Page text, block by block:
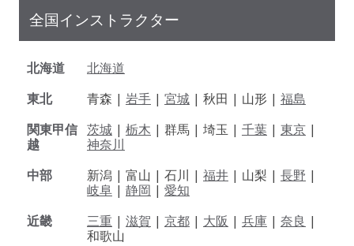
全国インストラクター
北海道
北海道
東北
青森 | 岩手 | 宮城 | 秋田 | 山形 | 福島
関東甲信
越
茨城 | 栃木 | 群馬 | 埼玉 | 千葉 | 東京 |
神奈川
中部
新潟 | 富山 | 石川 | 福井 | 山梨 | 長野 |
岐阜 | 静岡 | 愛知
近畿
三重 | 滋賀 | 京都 | 大阪 | 兵庫 | 奈良 |
和歌山